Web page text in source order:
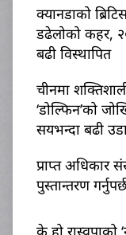
क्यानडाको
डढेलोको कहर,
बढी विस्थापित
चीनमा
‘डोल्फिन’को
सयभन्दा बढी
प्राप्त अधिकार
पुस्तान्तरण
के हो रास्वपाको